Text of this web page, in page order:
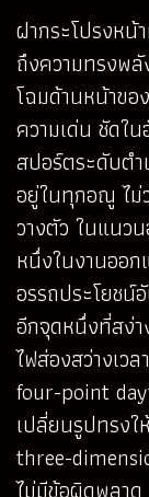
ฝากระโปรงหน้
ถึงความทรงพ
โฉมด้านหน้าขอ
ความเด่น ชัดใ
สปอร์ตระดับตำ
อยู่ในทุกอณู ไม่
วางตัว ในแนว
หนึ่งในงานออ
อรรถประโยช
อีกจุดหนึ่งที่สง่
ไฟส่องสว่างเว
four-point
เปลี่ยนรูปทรง
three-